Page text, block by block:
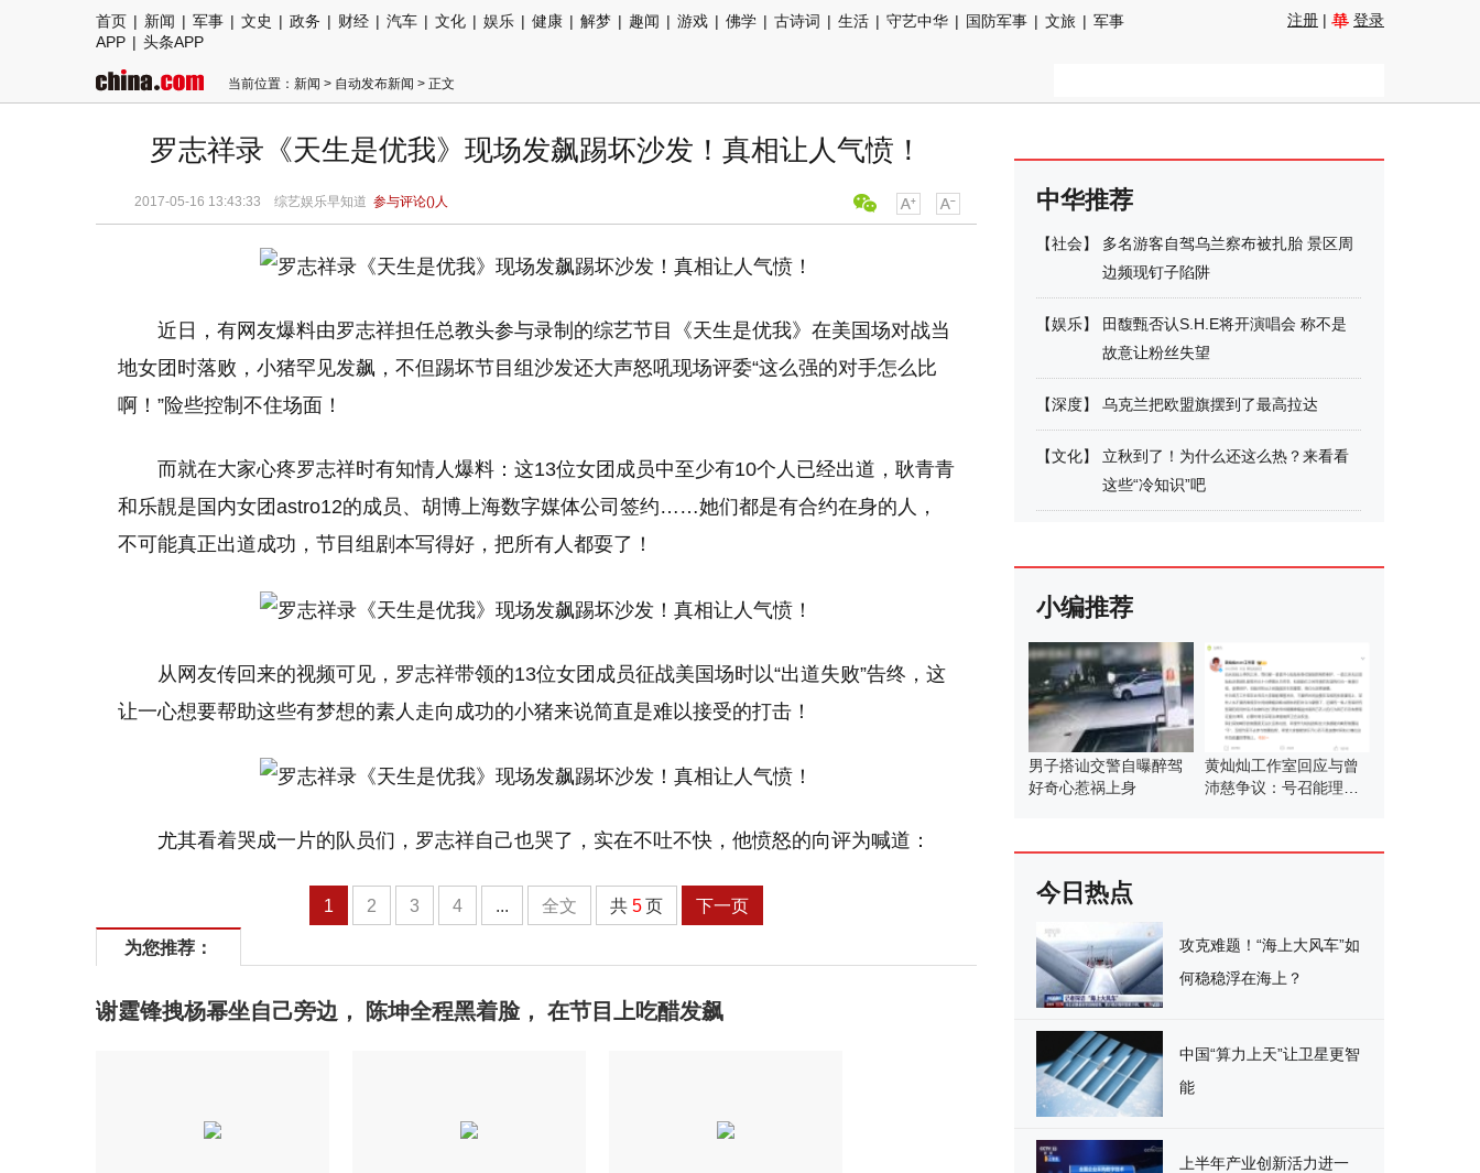
首页 | 新闻 | 军事 | 文史 | 政务 | 财经 | 汽车 | 文化 | 娱乐 | 健康 | 解梦 | 趣闻 | 游戏 | 佛学 | 古诗词 | 生活 | 守艺中华 | 国防军事 | 文旅 | 军事
APP | 头条APP
注册 | 登录
当前位置： 新闻 > 自动发布新闻 > 正文
罗志祥录《天生是优我》现场发飙踢坏沙发！真相让人气愤！
2017-05-16 13:43:33 综艺娱乐早知道 参与评论()人
近日，有网友爆料由罗志祥担任总教头参与录制的综艺节目《天生是优我》在美国场对战当
地女团时落败，小猪罕见发飙，不但踢坏节目组沙发还大声怒吼现场评委“这么强的对手怎么比
啊！”险些控制不住场面！
而就在大家心疼罗志祥时有知情人爆料：这13位女团成员中至少有10个人已经出道，耿青青
和乐靚是国内女团astro12的成员、胡博上海数字媒体公司签约……她们都是有合约在身的人，
不可能真正出道成功，节目组剧本写得好，把所有人都耍了！
从网友传回来的视频可见，罗志祥带领的13位女团成员征战美国场时以“出道失败”告终，这
让一心想要帮助这些有梦想的素人走向成功的小猪来说简直是难以接受的打击！
尤其看着哭成一片的队员们，罗志祥自己也哭了，实在不吐不快，他愤怒的向评为喊道：
1 2 3 4 ... 全文 共 5 页 下一页
为您推荐：
谢霆锋拽杨幂坐自己旁边， 陈坤全程黑着脸， 在节目上吃醋发飙
中华推荐
【社会】
多名游客自驾乌兰察布被扎胎 景区周
边频现钉子陷阱
【娱乐】
田馥甄否认S.H.E将开演唱会 称不是
故意让粉丝失望
【深度】 乌克兰把欧盟旗摆到了最高拉达
【文化】
立秋到了！为什么还这么热？来看看
这些“冷知识”吧
小编推荐
男子搭讪交警自曝醉驾
好奇心惹祸上身
黄灿灿工作室回应与曾
沛慈争议：号召能理智
今日热点
攻克难题！“海上大风车”如
何稳稳浮在海上？
中国“算力上天”让卫星更智
能
上半年产业创新活力进一